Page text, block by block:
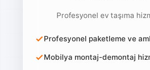
Profesyonel ev taşıma
Profesyonel paketleme ve
Mobilya montaj-demontaj